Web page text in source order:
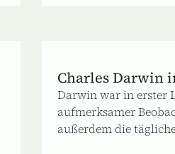
Charles Darwin
Darwin war in erster
aufmerksamer
außerdem die